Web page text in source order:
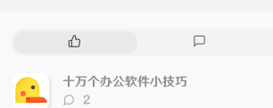
热
文
章
十万个办公软件小技巧
评
2